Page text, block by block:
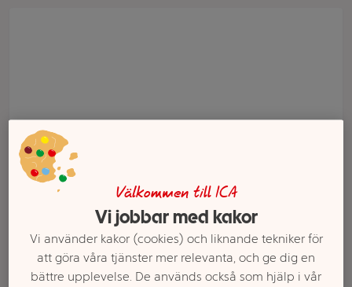
Välkommen till ICA
Vi jobbar med kakor
Vi använder kakor (cookies) och liknande tekniker för
att göra våra tjänster mer relevanta, och ge dig en
bättre upplevelse. De används också som hjälp i vår